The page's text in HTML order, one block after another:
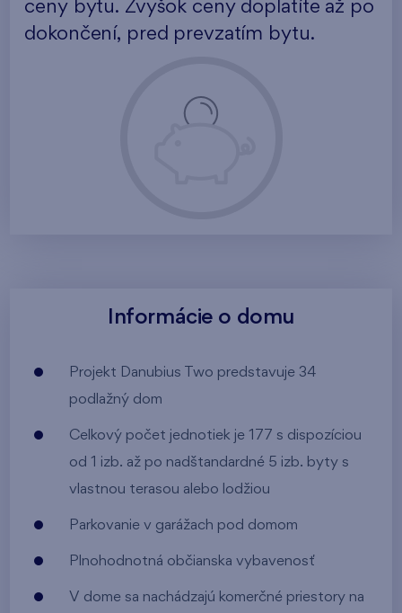
ceny bytu. Zvyšok ceny doplatíte až po
dokončení, pred prevzatím bytu.
Informácie o domu
Projekt Danubius Two predstavuje 34
podlažný dom
Celkový počet jednotiek je 177 s dispozíciou
od 1 izb. až po nadštandardné 5 izb. byty s
vlastnou terasou alebo lodžiou
Parkovanie v garážach pod domom
Plnohodnotná občianska vybavenosť
V dome sa nachádzajú komerčné priestory na